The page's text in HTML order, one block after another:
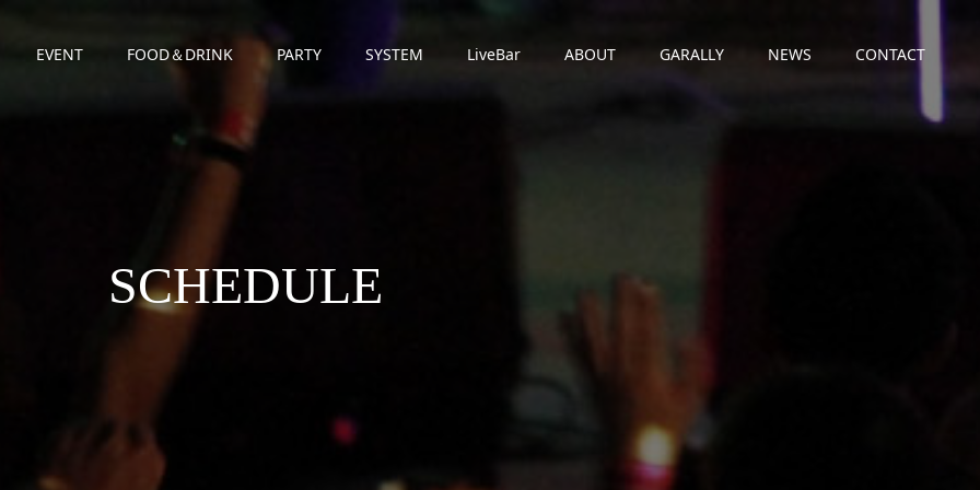
EVENT FOOD＆DRINK PARTY SYSTEM LiveBar ABOUT GARALLY NEWS CONTACT
SCHEDULE